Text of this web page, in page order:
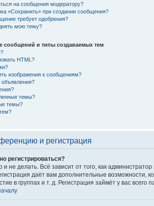
на сообщения модератору?
«Сохранить» при создании сообщения?
требует одобрения?
мою тему?
сообщений и типы создаваемых тем
HTML?
изображения к сообщениям?
объявления?
темы?
темы?
и регистрация
регистрироваться?
и не делать. Всё зависит от того, как
даёт вам дополнительные возможности,
в группах и т. д. Регистрация займёт у вас всего